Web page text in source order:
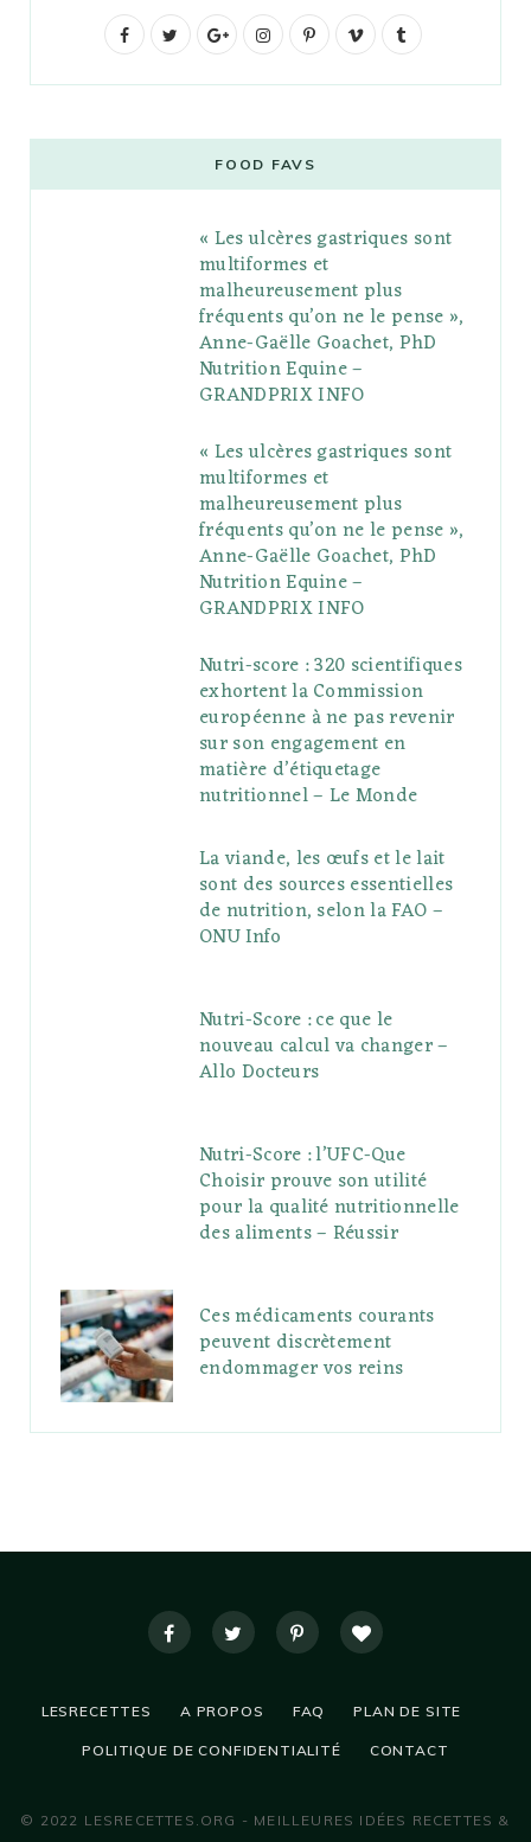
F
b
t
G
g
l
e
P
l
s
I
t
a
g
r
a
m
P
e
r
e
s
V
o
l
r
FOOD FAVS
« Les ulcères gastriques sont
multiformes et
malheureusement plus
fréquents qu’on ne le pense »,
Anne-Gaëlle Goachet, PhD
Nutrition Equine –
GRANDPRIX INFO
« Les ulcères gastriques sont
multiformes et
malheureusement plus
fréquents qu’on ne le pense »,
Anne-Gaëlle Goachet, PhD
Nutrition Equine –
GRANDPRIX INFO
Nutri-score : 320 scientifiques
exhortent la Commission
européenne à ne pas revenir
sur son engagement en
matière d’étiquetage
nutritionnel – Le Monde
La viande, les œufs et le lait
sont des sources essentielles
de nutrition, selon la FAO –
ONU Info
Nutri-Score : ce que le
nouveau calcul va changer –
Allo Docteurs
Nutri-Score : l’UFC-Que
Choisir prouve son utilité
pour la qualité nutritionnelle
des aliments – Réussir
Ces médicaments courants
peuvent discrètement
endommager vos reins
LESRECETTES A PROPOS FAQ PLAN DE SITE
POLITIQUE DE CONFIDENTIALITÉ CONTACT
© 2022 LESRECETTES.ORG - MEILLEURES IDÉES RECETTES &